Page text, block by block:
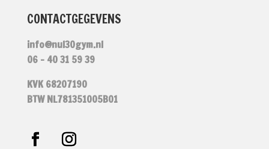
CONTACTGEGEVENS
info@nul30gym.nl
06 – 40 31 59 39
KVK 68207190
BTW NL781351005B01